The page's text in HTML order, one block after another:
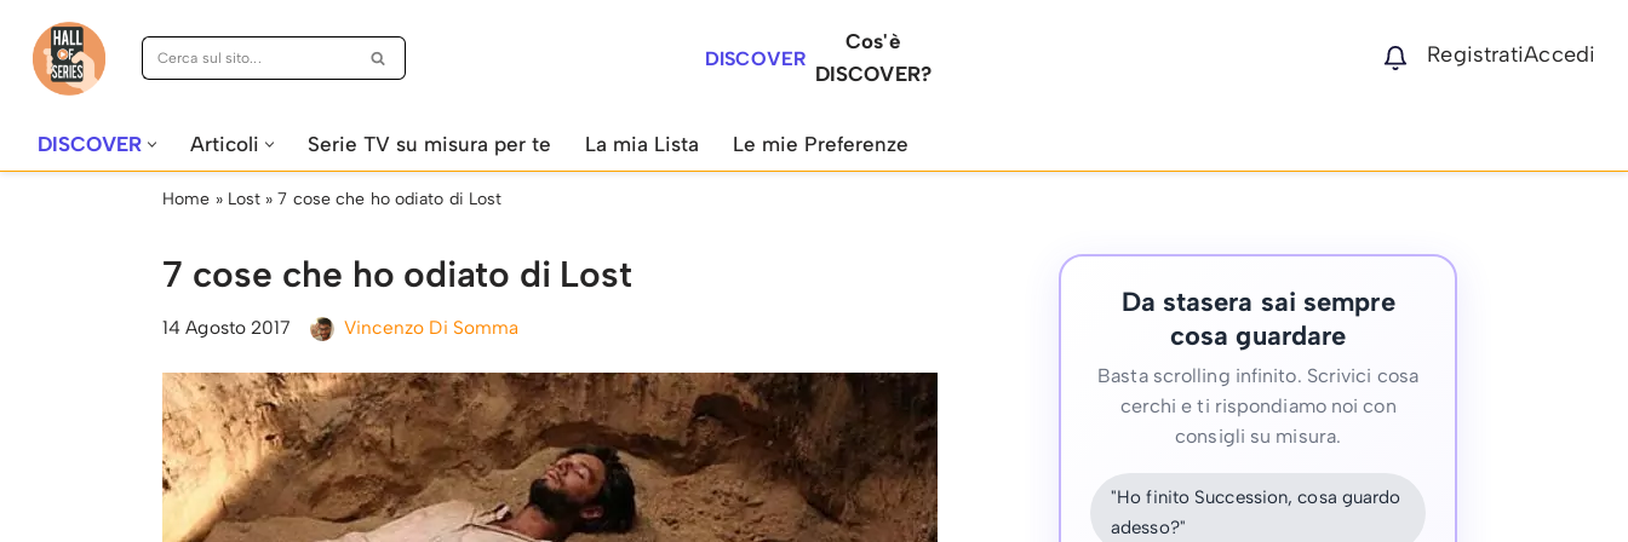
Vai
DISCOVER
Cos'è
DISCOVER?
RegistratiAccedi
DISCOVER Articoli Serie TV su misura per te La mia Lista Le mie Preferenze
Home » Lost »7 cose che ho odiato di Lost
7 cose che ho odiato di Lost
14 Agosto 2017 Vincenzo Di Somma
Da stasera sai sempre
cosa guardare
Basta scrolling infinito. Scrivici cosa
cerchi e ti rispondiamo noi con
consigli su misura.
"Ho finito Succession, cosa guardo
adesso?"